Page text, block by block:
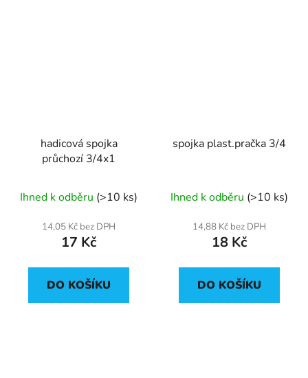
hadicová spojka
průchozí 3/4x1
Ihned k odběru (>10 ks)
14,05 Kč bez DPH
17 Kč
DO KOŠÍKU
spojka plast.pračka 3/4
Ihned k odběru (>10 ks)
14,88 Kč bez DPH
18 Kč
DO KOŠÍKU